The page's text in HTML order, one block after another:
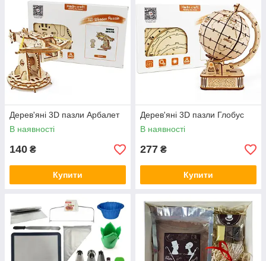
Дерев'яні 3D пазли Арбалет
В наявності
140 ₴
Купити
Дерев'яні 3D пазли Глобус
В наявності
277 ₴
Купити